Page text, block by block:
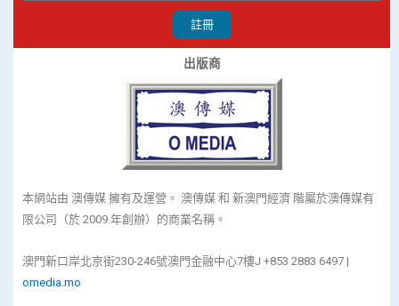
註冊
出版商
本網站由 澳傳媒 擁有及運營。 澳傳媒 和 新澳門經濟 階屬於澳傳媒有
限公司（於 2009 年創辦）的商業名稱。
澳門新口岸北京街230-246號澳門金融中心7樓J +853 2883 6497 |
omedia.mo